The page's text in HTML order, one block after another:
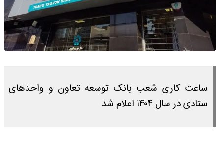
ساعت کاری شعب بانک توسعه تعاون و واحدهای
ستادی در سال ۱۴۰۴ اعلام شد